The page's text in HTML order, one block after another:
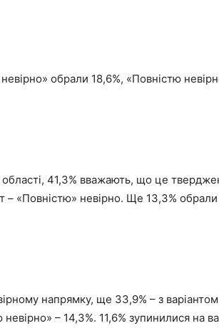
обрали 18,6%, «Повністю
області, 41,3% вважають, що це
«Повністю» невірно. Ще 13,3% обрали
напрямку, ще 33,9% – з
– 14,3%. 11,6% зупинилися на